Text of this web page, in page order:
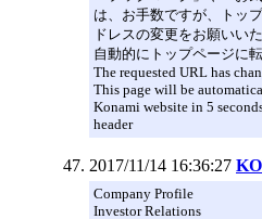
は、お手数ですが、トッ
ドレスの変更をお願いい
自動的にトップページに
The requested URL has
This page will be
Konami website in 5
header
2017/11/14 16:36:27
Company Profile
Investor Relations